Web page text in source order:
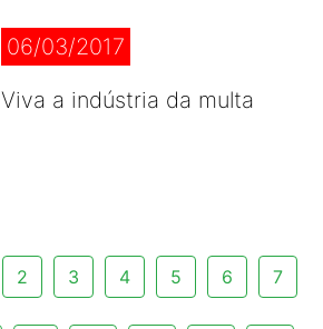
06/03/2017
Viva a indústria da multa
2 3 4 5 6 7